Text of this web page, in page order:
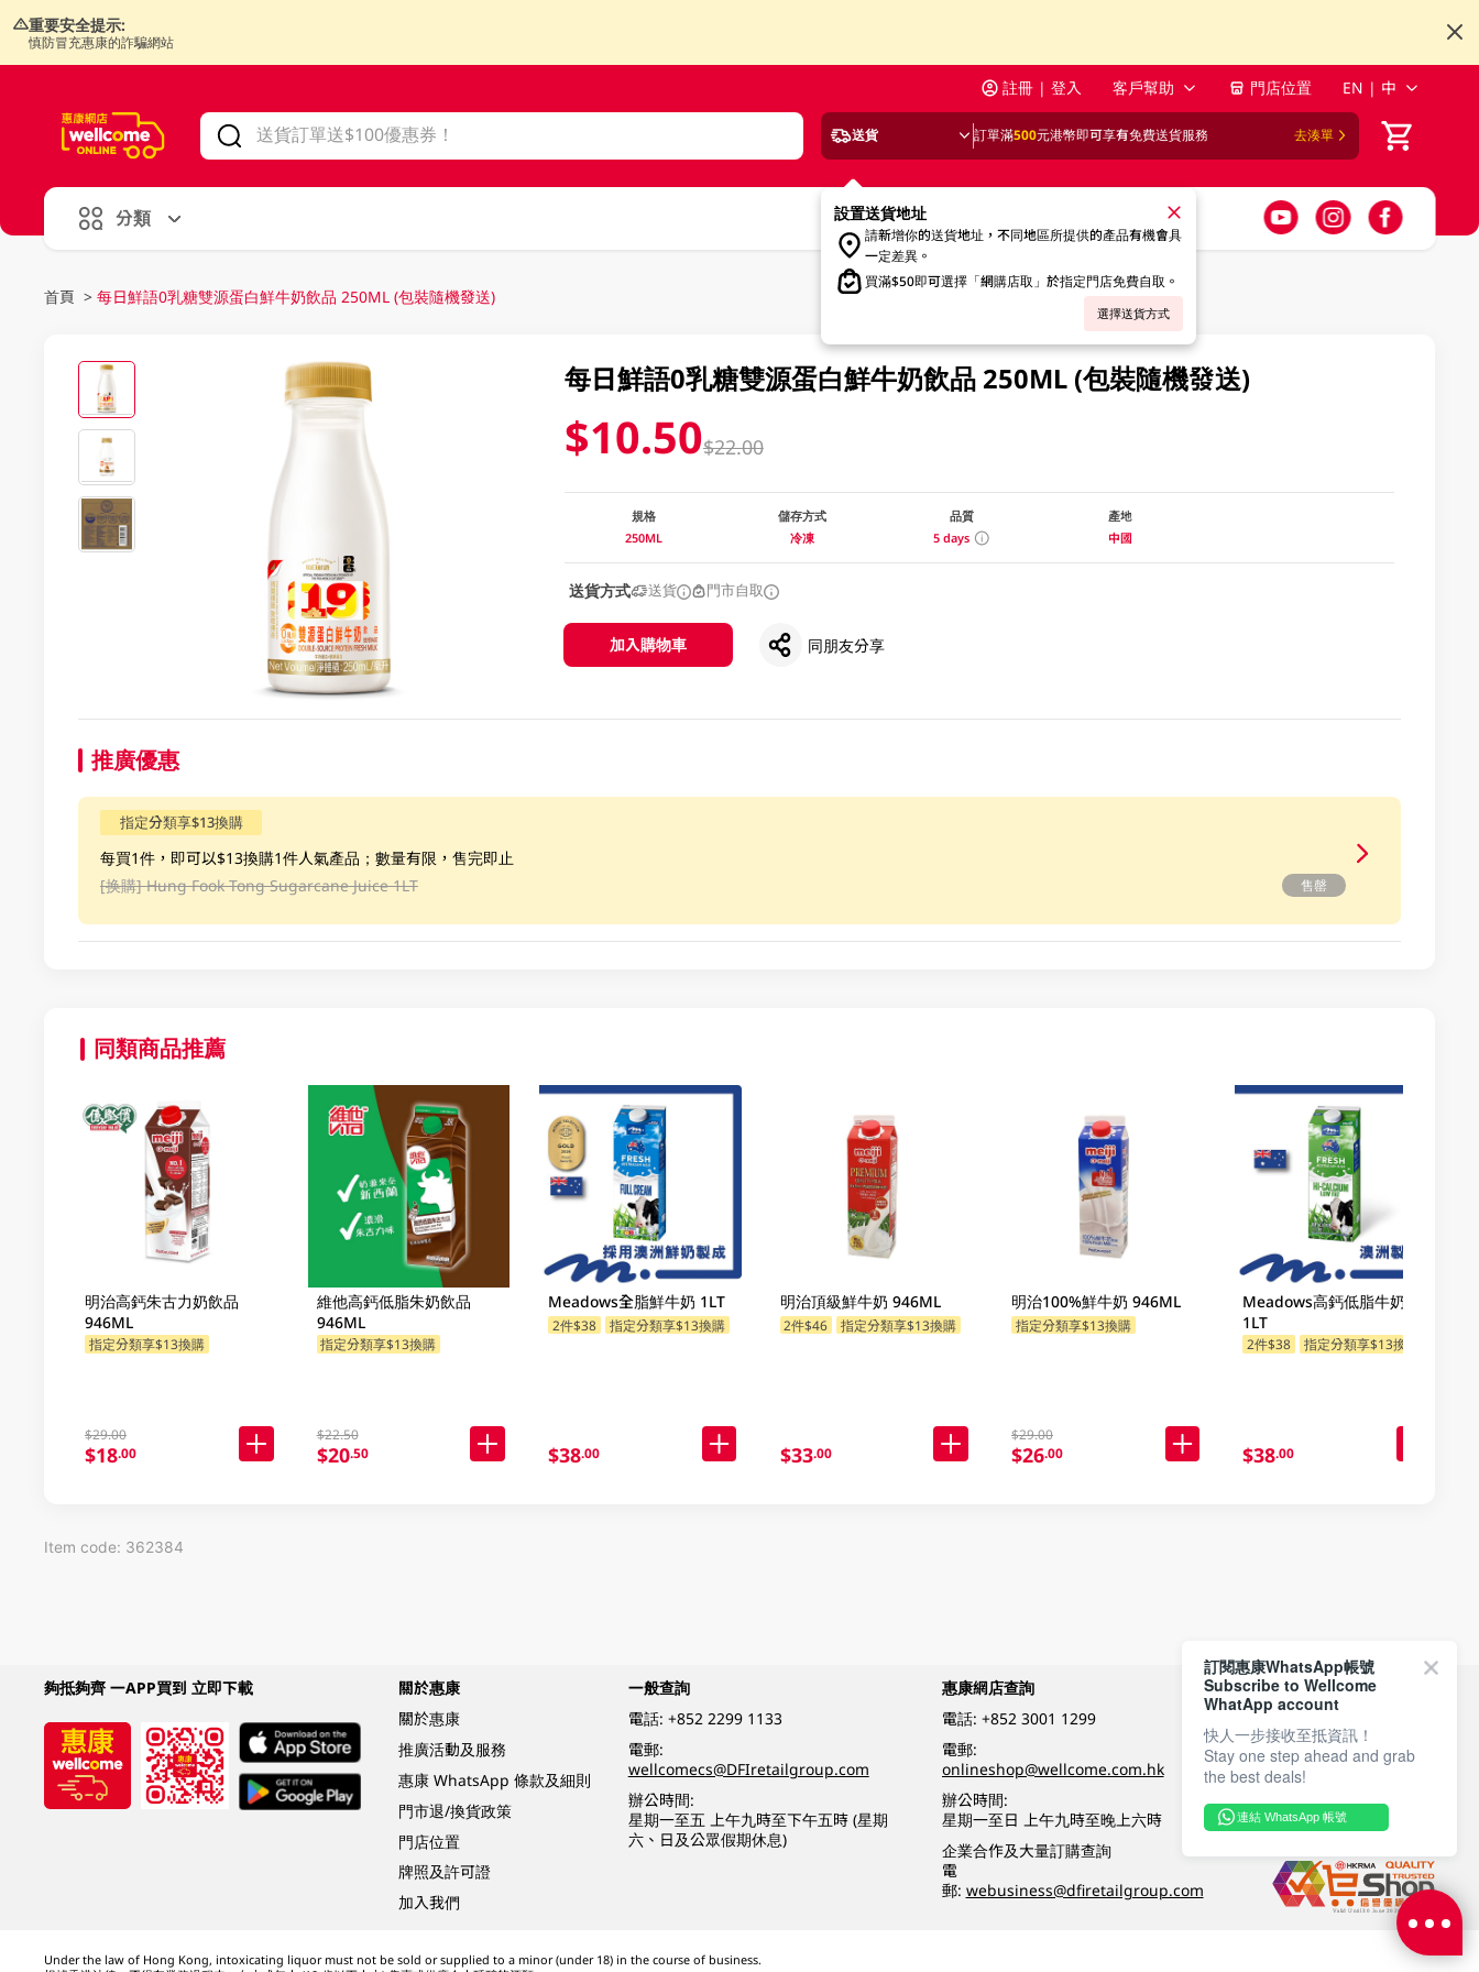
重要安全提示:
慎防冒充惠康的詐騙網站
註冊 | 登入 客戶幫助 門店位置 EN | 中
送貨 訂單滿500元港幣即可享有免費送貨服務 去湊單
設置送貨地址
請新增你的送貨地址，不同地區所提供的產品有機會具
一定差異。
買滿$50即可選擇「網購店取」於指定門店免費自取。
選擇送貨方式
分類
首頁 > 每日鮮語0乳糖雙源蛋白鮮牛奶飲品 250ML (包裝隨機發送)
每日鮮語0乳糖雙源蛋白鮮牛奶飲品 250ML (包裝隨機發送)
$10.50$22.00
規格
250ML
儲存方式
冷凍
品質
5 days
產地
中國
送貨方式 送貨 門市自取
加入購物車 同朋友分享
推廣優惠
指定分類享$13換購
每買1件，即可以$13換購1件人氣產品；數量有限，售完即止
[换購] Hung Fook Tong Sugarcane Juice 1LT 售罄
同類商品推薦
明治高鈣朱古力奶飲品
946ML
指定分類享$13換購
$29.00
$18.00
維他高鈣低脂朱奶飲品
946ML
指定分類享$13換購
$22.50
$20.50
Meadows全脂鮮牛奶 1LT
2件$38 指定分類享$13換購
$38.00
明治頂級鮮牛奶 946ML
2件$46 指定分類享$13換購
$33.00
明治100%鮮牛奶 946ML
指定分類享$13換購
$29.00
$26.00
Meadows高鈣低脂牛奶飲品
1LT
2件$38 指定分類享$13換購
$38.00
Item code: 362384
夠抵夠齊 一APP買到 立即下載
關於惠康
關於惠康
推廣活動及服務
惠康 WhatsApp 條款及細則
門市退/換貨政策
門店位置
牌照及許可證
加入我們
一般查詢
電話: +852 2299 1133
電郵:
wellcomecs@DFIretailgroup.com
辦公時間:
星期一至五 上午九時至下午五時 (星期
六、日及公眾假期休息)
惠康網店查詢
電話: +852 3001 1299
電郵:
onlineshop@wellcome.com.hk
辦公時間:
星期一至日 上午九時至晚上六時
企業合作及大量訂購查詢
電
郵: webusiness@dfiretailgroup.com
付款方式
關注我們
Under the law of Hong Kong, intoxicating liquor must not be sold or supplied to a minor (under 18) in the course of business.
訂閱惠康WhatsApp帳號
Subscribe to Wellcome
WhatApp account
快人一步接收至抵資訊！
Stay one step ahead and grab
the best deals!
連結 WhatsApp 帳號